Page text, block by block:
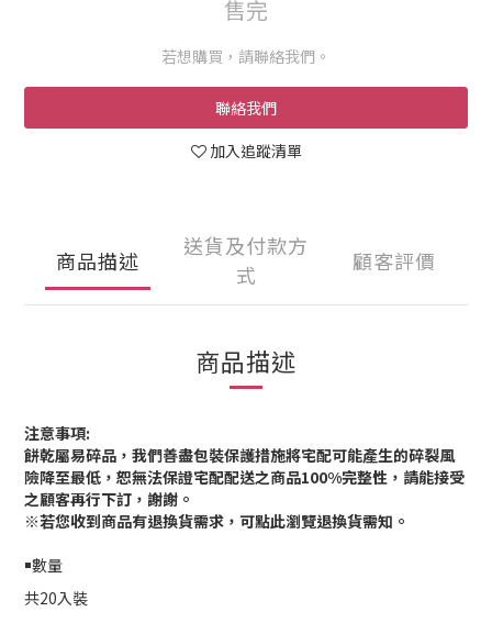
售完
若想購買，請聯絡我們。
聯絡我們
加入追蹤清單
商品描述
送貨及付款方
式
顧客評價
商品描述
注意事項:
餅乾屬易碎品，我們善盡包裝保護措施將宅配可能產生的碎裂風
險降至最低，恕無法保證宅配配送之商品100%完整性，請能接受
之顧客再行下訂，謝謝。
※若您收到商品有退換貨需求，可點此瀏覽退換貨需知。
￭數量
共20入裝